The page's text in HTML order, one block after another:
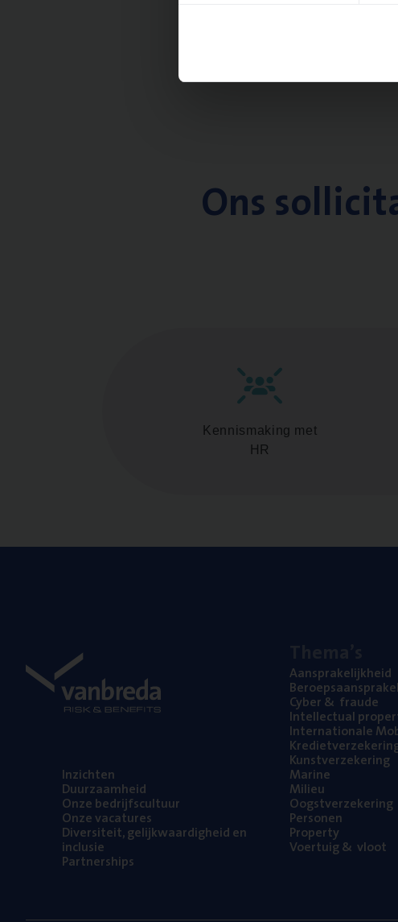
Ons
Kennismaking met
HR
Inzich­ten
Duur­zaam­heid
Onze bedrijfs­cul­tuur
Onze vaca­tu­res
Diver­si­teit, gelijk­waar­dig­heid en
inclusie
Part­ner­ships
Aan­spra­ke­lijk­heid
Cyber& fraude
Intel­lec­tu­al
Inter­na­ti­o­na­le
Kunst­ver­ze­ke­ring
Mari­ne
Mili­eu
Oogst­ver­ze­ke­ring
Per­so­nen
Pro­per­ty
Voer­tuig& vloot